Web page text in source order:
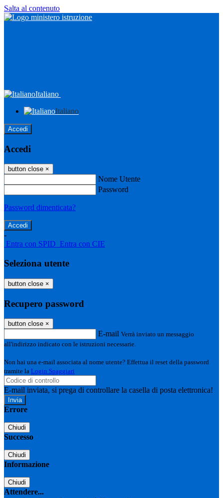
Salta al contenuto
Italiano
Italiano
Accedi
Accedi
button close ×
Nome Utente
Password
Password dimenticata?
-
Entra con SPID Entra con CIE
Seleziona utente
button close ×
Recupero password
button close ×
E-mail Verrà inviato un messaggio
all'indirizzo indicato con le istruzioni necessarie.
Non hai una e-mail associata al nome utente? Effettua il reset della password
tramite la Login Spaggiari
E-mail inviata, si prega di controllare la casella di posta elettronica!
Errore
Chiudi
Successo
Chiudi
Informazione
Chiudi
Attendere...